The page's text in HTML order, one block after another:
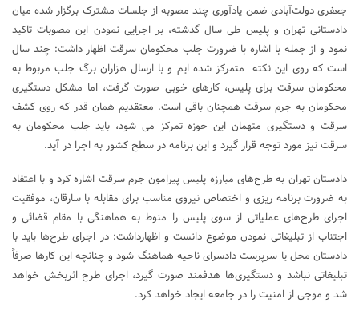
جعفری دولت‌آبادی ضمن یادآوری چند مصوبه از جلسات مشترک برگزار شده میان
دادستانی تهران و پلیس طی سال گذشته، بر اجرایی نمودن این مصوبات تاکید
نمود و از جمله با اشاره با ضرورت جلب محکومان سرقت اظهار داشت: چند سال
است که روی این نکته متمرکز شده ایم و با ارسال هزاران برگ جلب مربوط به
محکومان سرقت برای پلیس، کارهای خوبی صورت گرفت، اما مشکل دستگیری
محکومان به جرم سرقت همچنان باقی است. معتقدیم همان قدر که روی کشف
سرقت و دستگیری متهمان این حوزه تمرکز می شود، باید جلب محکومان به
سرقت نیز مورد توجه قرار گیرد و این برنامه در سطح کشور به اجرا در آید.
دادستان تهران به طرح‌های مبارزه پلیس پیرامون جرم سرقت اشاره کرد و با اعتقاد
به ضرورت برنامه ریزی و اختصاص نیروی مناسب برای مقابله با سارقان، موفقیت
اجرای طرح‌های عملیاتی از سوی پلیس را منوط به هماهنگی با مقام قضائی و
اجتناب از تبلیغاتی نمودن موضوع دانست و اظهارداشت: در اجرای طرح‌ها باید با
دادستان محل یا سرپرست دادسرای ناحیه هماهنگ شود و چنانچه این کارها صرفاً
تبلیغاتی نباشد و دستگیری‌ها هدفمند صورت گیرد، اجرای طرح اثربخش خواهد
شد و موجی از امنیت را در جامعه ایجاد خواهد کرد.